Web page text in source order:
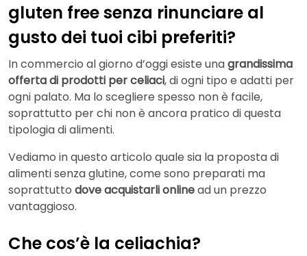
gluten freesenza rinunciare al
gusto dei tuoi cibi preferiti?
In commercio al giorno d’oggi esiste unagrandissima
offerta di prodotti per celiaci, di ogni tipo e adatti per
ogni palato. Ma lo scegliere spesso non è facile,
soprattutto per chi non è ancora pratico di questa
tipologia di alimenti.
Vediamo in questo articolo quale sia la proposta di
alimenti senza glutine, come sono preparati ma
soprattutto dove acquistarli onlinead un prezzo
vantaggioso.
Che cos’è la celiachia?